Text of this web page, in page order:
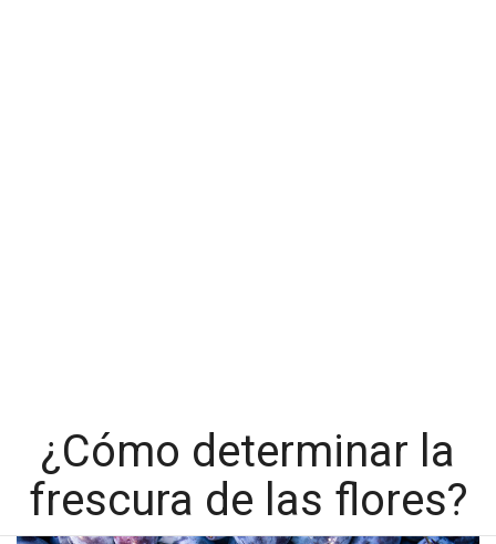
¿Cómo determinar la
frescura de las flores?